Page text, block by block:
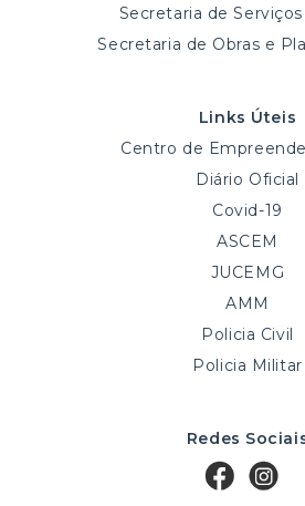
Secretaria de
Secretaria de Obras e
Links Úteis
Centro de
Diário Oficial
Covid-19
ASCEM
JUCEMG
AMM
Policia Civil
Policia Militar
Redes